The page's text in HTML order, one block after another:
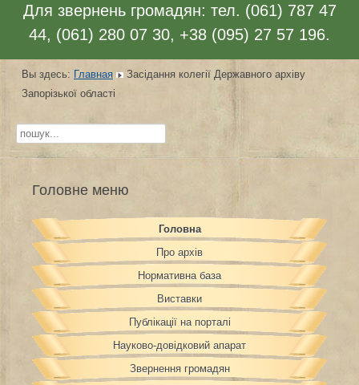
Для звернень громадян: тел. (061) 787 47
44, (061) 280 07 30, +38 (095) 27 57 196.
Вы здесь: Главная
Засідання колегії Державного архіву
Запорізької області
Искать...
Головне меню
Головна
Про архів
Нормативна база
Виставки
Публікації на порталі
Науково-довідковий апарат
Звернення громадян